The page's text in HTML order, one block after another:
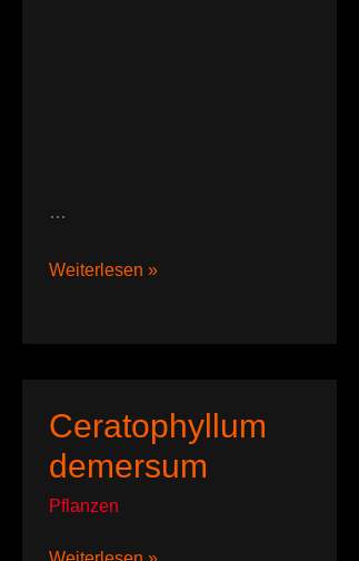
…
Künstliche
Weiterlesen »
Ceratophyllum
demersum
Pflanzen
Ceratophyllum